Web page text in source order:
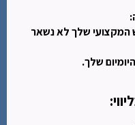
המקצועי שלך לא נשאר
שלך.